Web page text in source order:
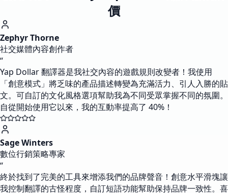
價
Zephyr Thorne
社交媒體內容創作者
“
Yap Dollar 翻譯器是我社交內容的遊戲規則改變者！我使用
「創意模式」將乏味的產品描述轉變為充滿活力、引人入勝的貼
文。可自訂的文化風格選項幫助我為不同受眾掌握不同的氛圍。
自從開始使用它以來，我的互動率提高了 40%！
Sage Winters
數位行銷策略專家
“
終於找到了完美的工具來增添我們的品牌聲音！創意水平滑塊讓
我控制翻譯的古怪程度，自訂短語功能幫助保持品牌一致性。喜